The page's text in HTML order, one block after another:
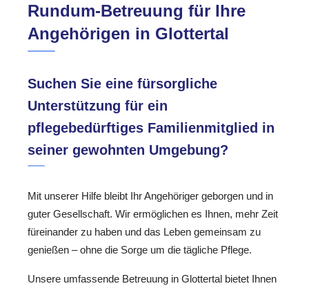
Rundum-Betreuung für Ihre
Angehörigen in Glottertal
Suchen Sie eine fürsorgliche
Unterstützung für ein
pflegebedürftiges Familienmitglied in
seiner gewohnten Umgebung?
Mit unserer Hilfe bleibt Ihr Angehöriger geborgen und in
guter Gesellschaft. Wir ermöglichen es Ihnen, mehr Zeit
füreinander zu haben und das Leben gemeinsam zu
genießen – ohne die Sorge um die tägliche Pflege.
Unsere umfassende Betreuung in Glottertal bietet Ihnen